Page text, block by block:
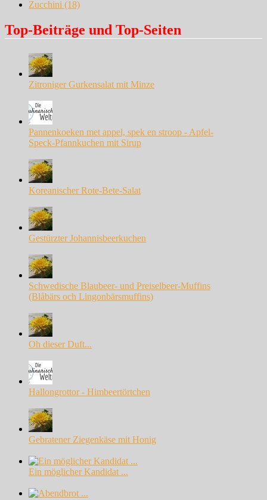
Zucchini (18)
Top-Beiträge und Top-Seiten
Zitroniger Gurkensalat mit Minze
Pannenkoeken met appel, spek en stroop - Apfel-
Speck-Pfannkuchen mit Sirup
Koreanischer Rote-Bete-Salat
Gestürzter Johannisbeerkuchen
Schwedische Blaubeer- und Preiselbeer-Muffins
(Blåbärs och Lingonbärsmuffins)
Oh dieser Duft...
Hallongrottor - Himbeertörtchen
Gebratener Ziegenkäse mit Honig
Ein möglicher Kandidat ...